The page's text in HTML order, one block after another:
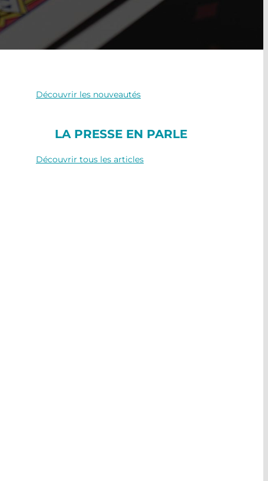
Découvrir les nouveautés
LA PRESSE EN PARLE
Découvrir tous les articles